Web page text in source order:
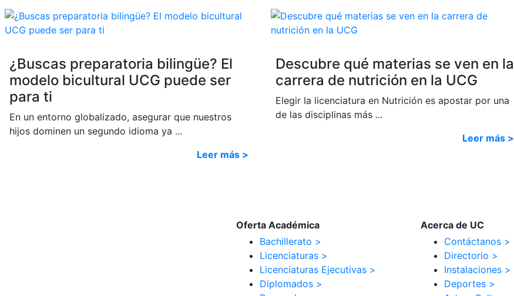
¿Buscas preparatoria bilingüe? El
modelo bicultural UCG puede ser
para ti
En un entorno globalizado, asegurar que nuestros
hijos dominen un segundo idioma ya ...
Leer más >
Descubre qué materias se ven en la
carrera de nutrición en la UCG
Elegir la licenciatura en Nutrición es apostar por una
de las disciplinas más ...
Leer más >
Oferta Académica
Bachillerato >
Licenciaturas >
Licenciaturas Ejecutivas >
Diplomados >
Acerca de UC
Contáctanos >
Directorio >
Instalaciones >
Deportes >